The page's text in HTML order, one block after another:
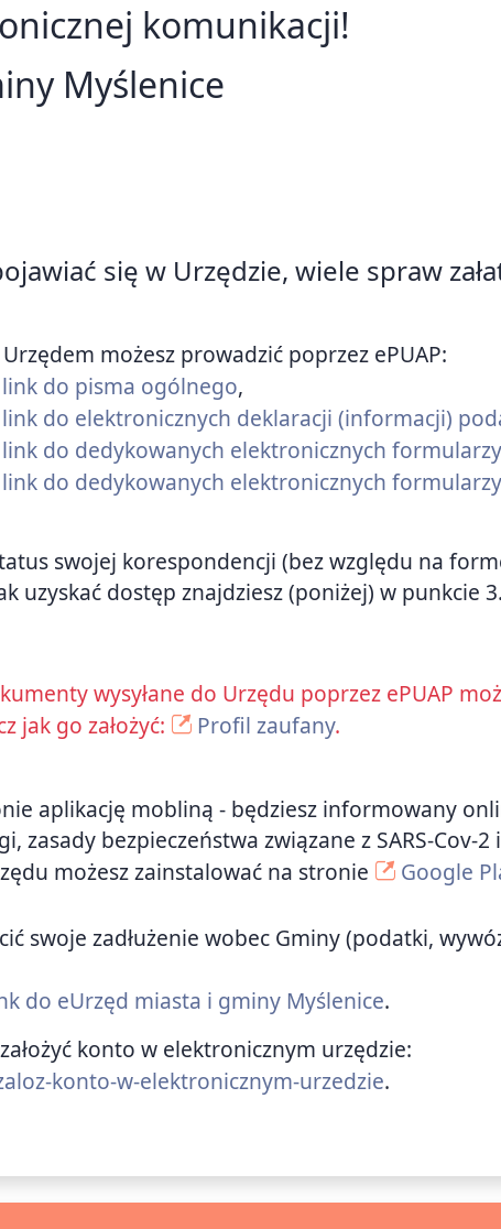
komunikacji!
Myślenice
się w Urzędzie, wiele spraw
możesz prowadzić poprzez ePUAP:
do pisma ogólnego,
do elektronicznych deklaracji (informacji)
link do dedykowanych elektronicznych
do dedykowanych elektronicznych
swojej korespondencji (bez względu na
uzyskać dostęp znajdziesz (poniżej) w punkcie 3.
wysyłane do Urzędu poprzez ePUAP
jak go założyć:
Profil zaufany.
aplikację mobliną - będziesz informowany
zasady bezpieczeństwa związane z SARS-Cov-2
możesz zainstalować na stronie
Google
swoje zadłużenie wobec Gminy (podatki,
do eUrzęd miasta i gminy Myślenice.
konto w elektronicznym urzędzie:
konto-w-elektronicznym-urzedzie.